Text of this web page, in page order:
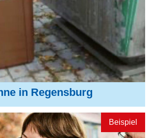
in Regensburg